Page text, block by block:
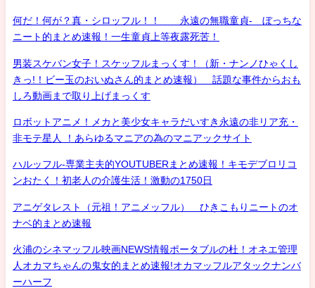
何だ！何が？真・シロッフル！！ 永遠の無職童貞- ぼっちな
ニート的まとめ速報！一生童貞上等夜露死苦！
男装スケバン女子！スケッフルまっくす！（新・ナンノひゃくし
きっ!！ビー玉のおいぬさん的まとめ速報） 話題な事件からおも
しろ動画まで取り上げまっくす
ロボットアニメ！メカと美少女キャラだいすき永遠の非リア充・
非モテ星人 ！あらゆるマニアの為のマニアックサイト
ハルッフル-専業主夫的YOUTUBERまとめ速報！キモデブロリコ
ンおたく！初老人の介護生活！激動の1750日
アニゲタレスト（元祖！アニメッフル） ひきこもりニートのオ
ナベ的まとめ速報
火浦のシネマッフル映画NEWS情報ポータブルの杜！オネエ管理
人オカマちゃんの鬼女的まとめ速報!オカマッフルアタックナンバ
ーハーフ